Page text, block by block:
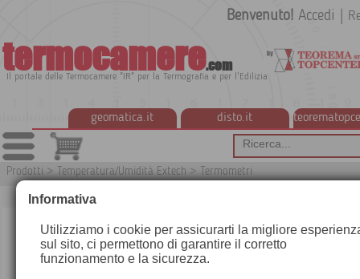
termocamere.com
Il portale delle Termocamere "IR" per la Termografia e per l'Edilizia
geomatica.it disto.it
Benvenuto! Accedi
Prodotti > Temperatura/Umidità Extech > Termometri
Informativa
Utilizziamo i cookie per assicurarti la migliore
sul sito, ci permettono di garantire il corretto
funzionamento e la sicurezza.